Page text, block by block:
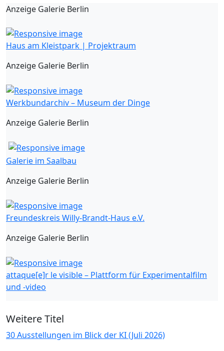
Anzeige Galerie Berlin
Haus am Kleistpark | Projektraum
Anzeige Galerie Berlin
Werkbundarchiv – Museum der Dinge
Anzeige Galerie Berlin
Galerie im Saalbau
Anzeige Galerie Berlin
Freundeskreis Willy-Brandt-Haus e.V.
Anzeige Galerie Berlin
attaque[e]r le visible – Plattform für Experimentalfilm
und -video
Weitere Titel
30 Ausstellungen im Blick der KI (Juli 2026)